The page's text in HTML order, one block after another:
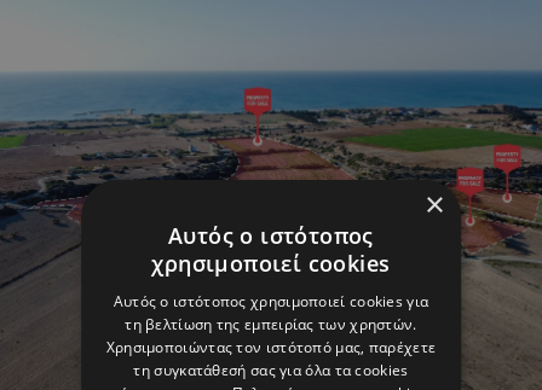
×
Αυτός ο ιστότοπος
χρησιμοποιεί cookies
Αυτός ο ιστότοπος χρησιμοποιεί cookies για
τη βελτίωση της εμπειρίας των χρηστών.
Χρησιμοποιώντας τον ιστότοπό μας, παρέχετε
τη συγκατάθεσή σας για όλα τα cookies